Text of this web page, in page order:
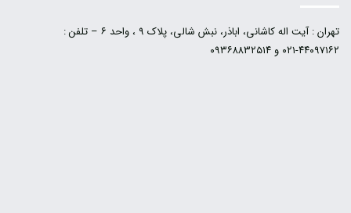
تهران : آیت اله کاشانی، اباذر، نبش شالی، پلاک ۹ ، واحد ۶ – تلفن :
۴۴۰۹۷۱۶۲-۰۲۱ و ۰۹۳۶۸۸۳۲۵۱۴